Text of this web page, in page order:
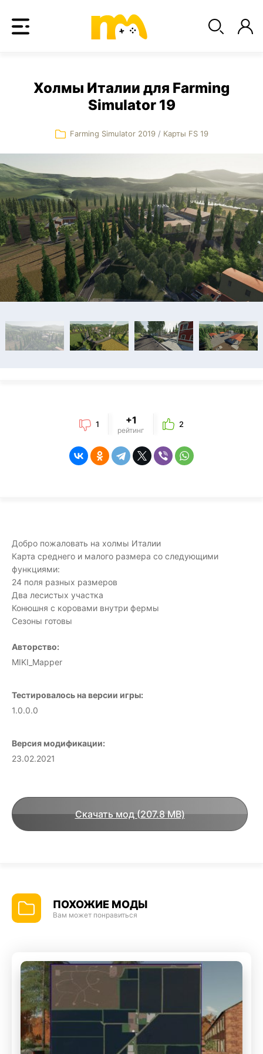
Холмы Италии для Farming
Simulator 19
Farming Simulator 2019 / Карты FS 19
1 +1
рейтинг
2
Добро пожаловать на холмы Италии
Карта среднего и малого размера со следующими
функциями:
24 поля разных размеров
Два лесистых участка
Конюшня с коровами внутри фермы
Сезоны готовы
Авторство:
MIKI_Mapper
Тестировалось на версии игры:
1.0.0.0
Версия модификации:
23.02.2021
Скачать мод (207.8 MB)
ПОХОЖИЕ МОДЫ
Вам может понравиться